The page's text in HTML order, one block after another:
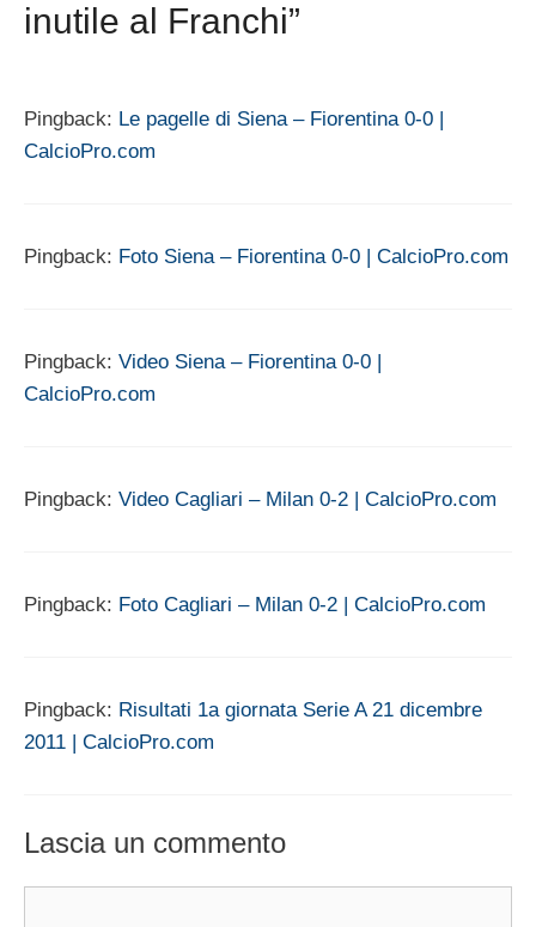
inutile al Franchi”
Pingback: Le pagelle di Siena – Fiorentina 0-0 |
CalcioPro.com
Pingback: Foto Siena – Fiorentina 0-0 | CalcioPro.com
Pingback: Video Siena – Fiorentina 0-0 |
CalcioPro.com
Pingback: Video Cagliari – Milan 0-2 | CalcioPro.com
Pingback: Foto Cagliari – Milan 0-2 | CalcioPro.com
Pingback: Risultati 1a giornata Serie A 21 dicembre
2011 | CalcioPro.com
Lascia un commento